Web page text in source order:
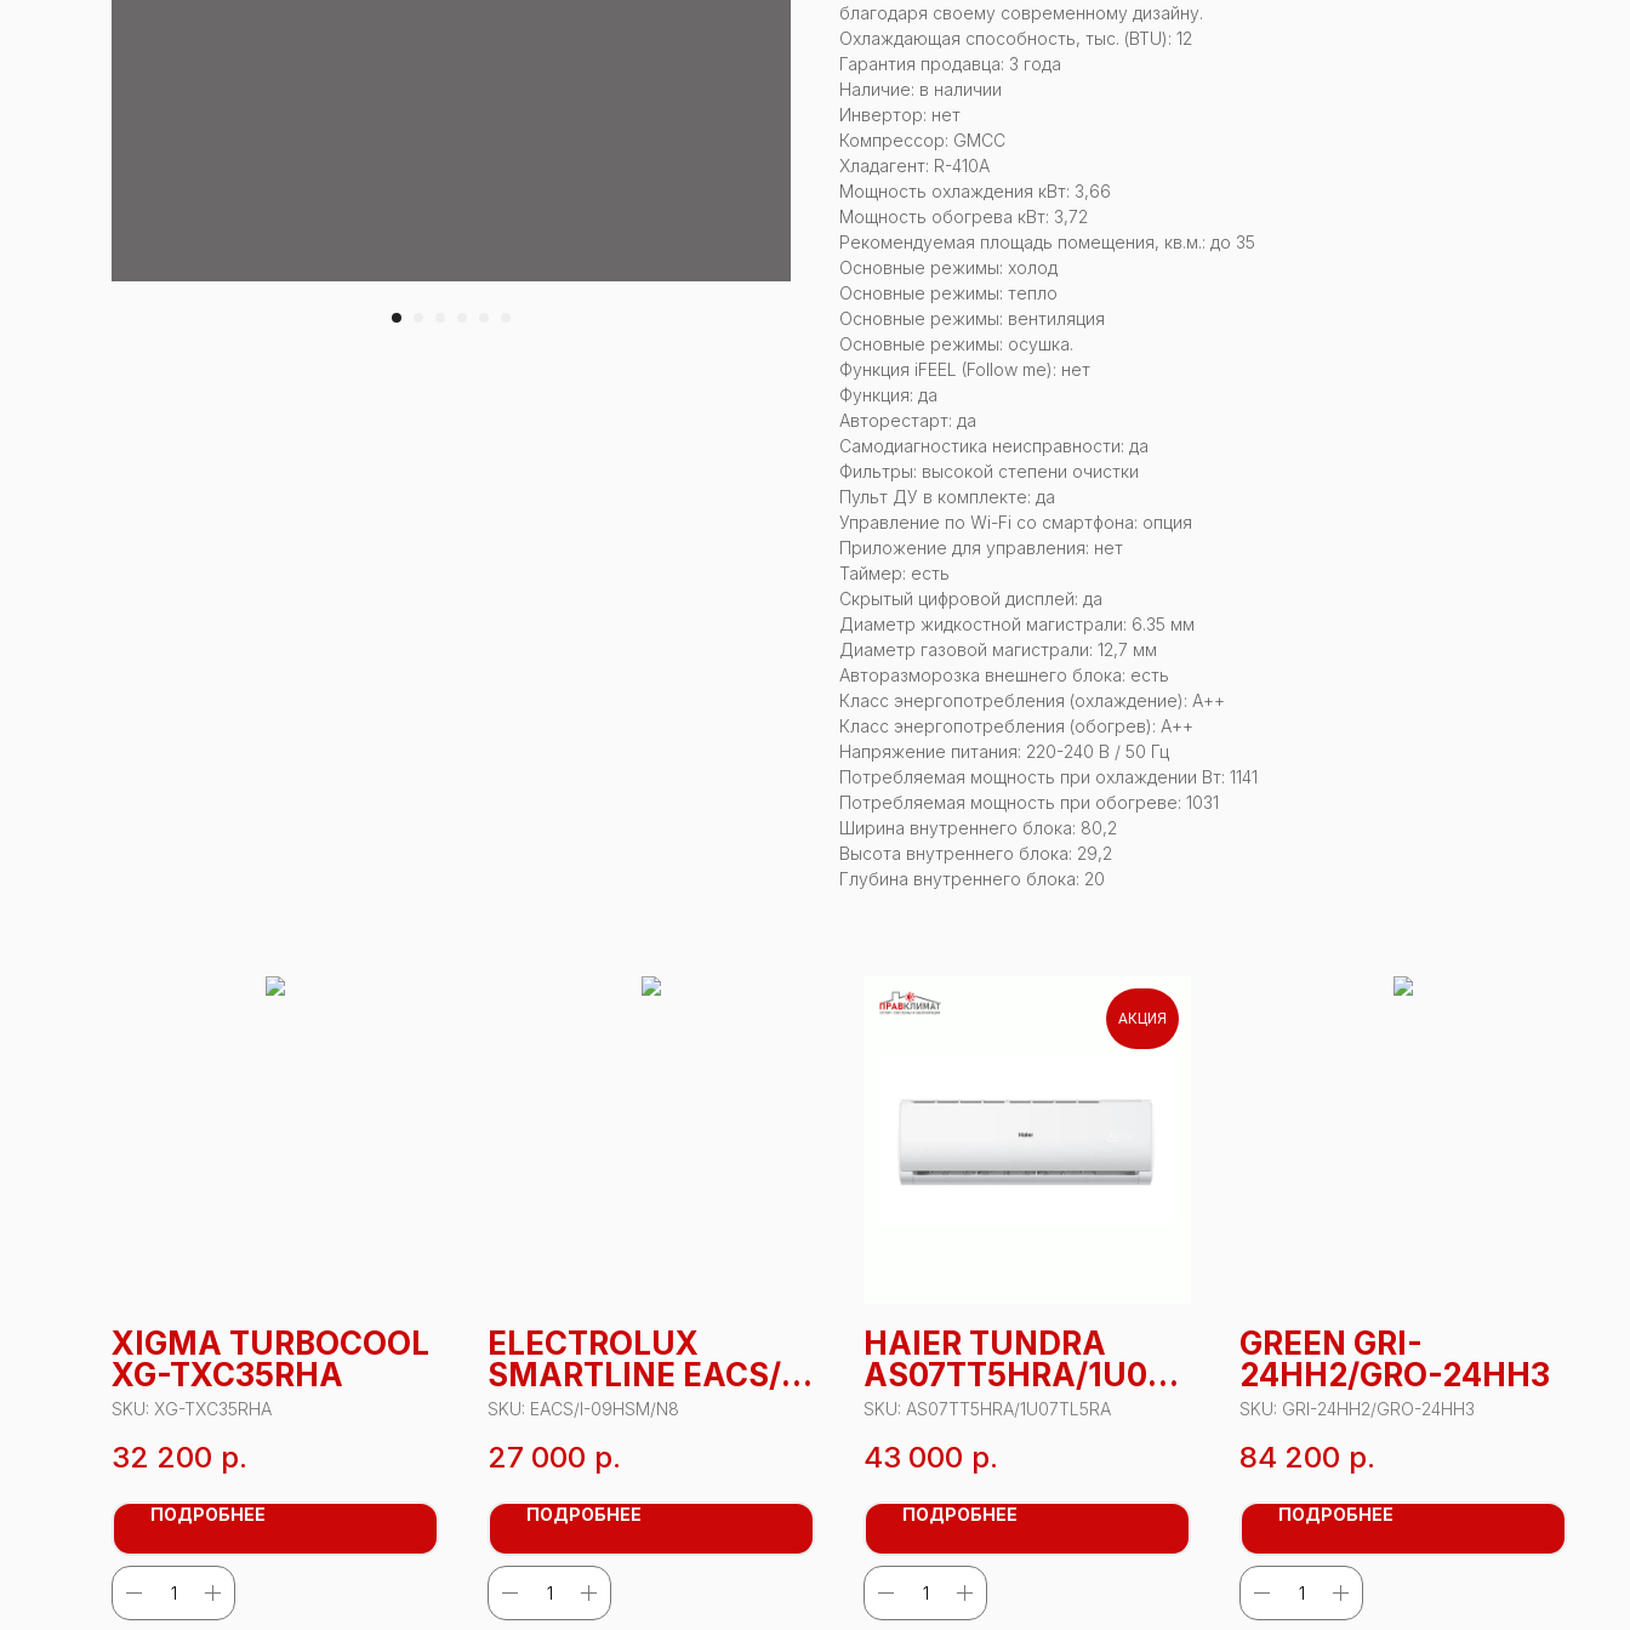
благодаря своему современному дизайну.
Охлаждающая способность, тыс. (BTU): 12
Гарантия продавца: 3 года
Наличие: в наличии
Инвертор: нет
Компрессор: GMCC
Хладагент: R-410A
Мощность охлаждения кВт: 3,66
Мощность обогрева кВт: 3,72
Рекомендуемая площадь помещения, кв.м.: до 35
Основные режимы: холод
Основные режимы: тепло
Основные режимы: вентиляция
Основные режимы: осушка.
Функция iFEEL (Follow me): нет
Функция: да
Авторестарт: да
Самодиагностика неисправности: да
Фильтры: высокой степени очистки
Пульт ДУ в комплекте: да
Управление по Wi-Fi со смартфона: опция
Приложение для управления: нет
Таймер: есть
Скрытый цифровой дисплей: да
Диаметр жидкостной магистрали: 6.35 мм
Диаметр газовой магистрали: 12,7 мм
Авторазморозка внешнего блока: есть
Класс энергопотребления (охлаждение): А++
Класс энергопотребления (обогрев): А++
Напряжение питания: 220-240 В / 50 Гц
Потребляемая мощность при охлаждении Вт: 1141
Потребляемая мощность при обогреве: 1031
Ширина внутреннего блока: 80,2
Высота внутреннего блока: 29,2
Глубина внутреннего блока: 20
XIGMA TURBOCOOL
XG-TXC35RHA
SKU: XG-TXC35RHA
32 200 р.
ПОДРОБНЕЕ
ELECTROLUX
SMARTLINE EACS/I-
09HSM/N8
SKU: EACS/I-09HSM/N8
27 000 р.
ПОДРОБНЕЕ
АКЦИЯ
HAIER TUNDRA
AS07TT5HRA/1U07T
L5RA
SKU: AS07TT5HRA/1U07TL5RA
43 000 р.
ПОДРОБНЕЕ
GREEN GRI-
24HH2/GRO-24HH3
SKU: GRI-24HH2/GRO-24HH3
84 200 р.
ПОДРОБНЕЕ